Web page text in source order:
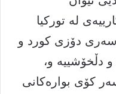
لە تورکیا
دۆزى کورد و
دڵخۆشییە و،
کۆى بوارەکانى